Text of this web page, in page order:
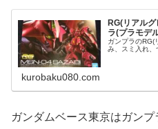
RG(リアル
ラ(プラモデ
ガンプラのRG(
み、スミ入れ、
kurobaku080.com
ガンダムベース東京はガン